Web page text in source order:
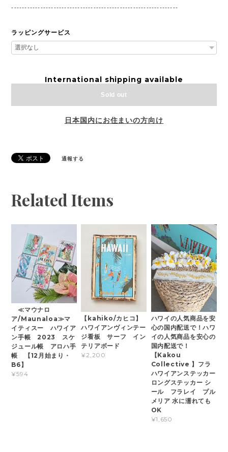
---------------------------------------------------------------
ラッピングサービス
International shipping available
Sold out
日本国内にお住まいの方向け
通報する
Related Items
≪マウナロ
ア/Maunaloa≫マ
イティスー ハワイア
ン手帳 2023 スケ
ジュール帳 アロハ手
帳 【12月始まり・
B6】
¥594
【kahiko/カヒコ】
ハワイアンヴィンテー
ジ看板 サーフ イン
テリアボード
¥2,200
ハワイの人気商品を安
心の国内配送で！ハワ
イの人気商品を安心の
国内配送で！
【Kakou
Collective 】フラ
ハワイアンステッカー
ロングステッカー シ
ール フラレイ プル
メリア 水に濡れても
OK
¥1,650